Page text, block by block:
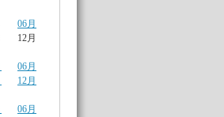
06月
12月
06月
12月
06月